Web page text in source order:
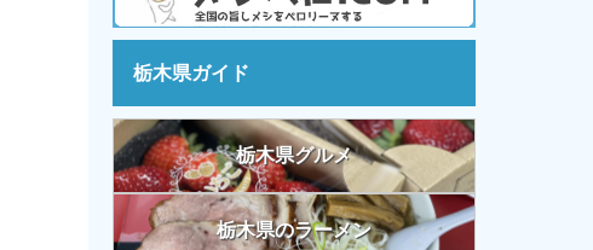
栃木県ガイド
栃木県グルメ
栃木県のラーメン